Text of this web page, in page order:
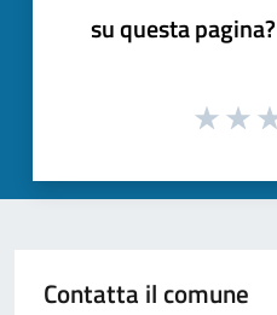
su questa pagina?
Contatta il comune